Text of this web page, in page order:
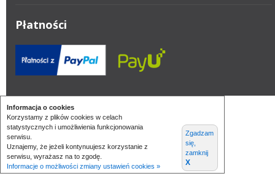
Informacja o cookies
Korzystamy z plików cookies w celach
statystycznych i umożliwienia funkcjonowania
serwisu.
Uznajemy, że jeżeli kontynuujesz korzystanie z
serwisu, wyrażasz na to zgodę.
Informacje o możliwości zmiany ustawień cookies »
Zgadzam
się,
zamknij
X
Płatności